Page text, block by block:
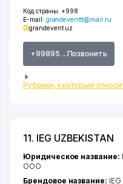
Код страны: +998
E-mail: grandeventtt@mail.ru
grandevent.uz
+99895 ...Позвонить
Рубрики, к которым
11. IEG UZBEKISTAN
Юридическое название:
ООО
Брендовое название: